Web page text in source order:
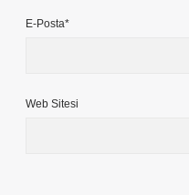
E-Posta*
Web Sitesi